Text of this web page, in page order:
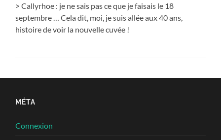
> Callyrhoe : je ne sais pas ce que je faisais le 18
septembre … Cela dit, moi, je suis allée aux 40 ans,
histoire de voir la nouvelle cuvée !
MÉTA
Connexion